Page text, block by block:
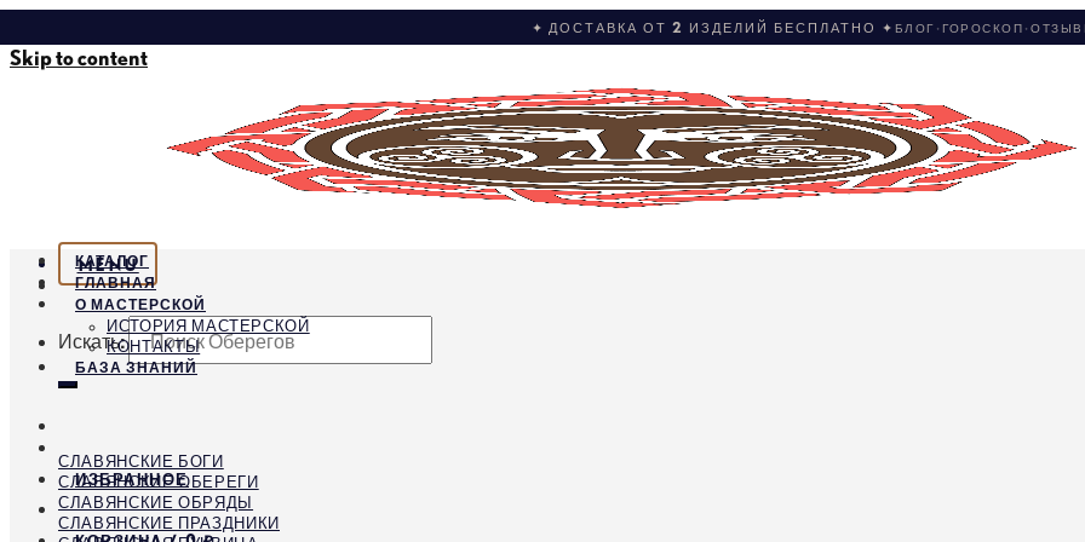
✦ ДОСТАВКА ОТ 2 ИЗДЕЛИЙ БЕСПЛАТНО ✦ БЛОГ ·ГОРОСКОП ·
Skip to content
MENU
Искать:
ИЗБРАННОЕ
КАТАЛОГ
ГЛАВНАЯ
О МАСТЕРСКОЙ
ИСТОРИЯ МАСТЕРСКОЙ
КОНТАКТЫ
БАЗА ЗНАНИЙ
СЛАВЯНСКИЕ БОГИ
СЛАВЯНСКИЕ ОБЕРЕГИ
СЛАВЯНСКИЕ ОБРЯДЫ
СЛАВЯНСКИЕ ПРАЗДНИКИ